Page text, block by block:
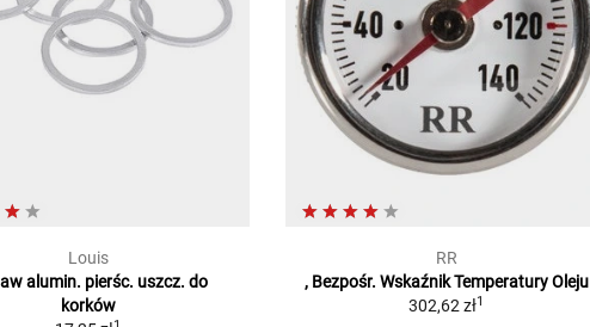
Louis
alumin. pierśc. uszcz. do
korków
RR
, Bezpośr. Wskaźnik Temperatury Oleju
302,62 zł1